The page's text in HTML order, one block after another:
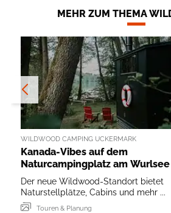
MEHR ZUM THEMA
WILDWOOD CAMPING UCKERMARK
Kanada-Vibes auf dem
Naturcampingplatz am Wurlsee
Der neue Wildwood-Standort bietet
Naturstellplätze, Cabins und mehr ...
Touren & Planung